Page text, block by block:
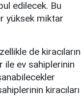
edilecek. Bu
yüksek miktar
de kiracıların
ile ev sahiplerinin
kiracıları